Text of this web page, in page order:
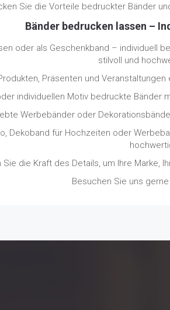
Sie die Vorteile bedruckter Bänder
Bänder bedrucken lassen –
oder als Geschenkband – individuell
stilvoll und
Präsenten und
individuellen Motiv bedruckte
Werbebänder oder
Dekoband für Hochzeiten oder
Sie die Kraft des Details, um Ihre Marke,
Besuchen Sie uns